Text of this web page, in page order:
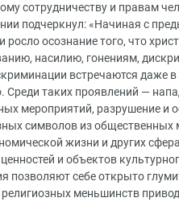
сотрудничеству и правам
подчеркнул: «Начиная с
осознание того, что
насилию, гонениям,
встречаются даже в
Среди таких проявлений —
мероприятий, разрушение и
символов из
жизни и других
и объектов
себе открыто
меньшинств